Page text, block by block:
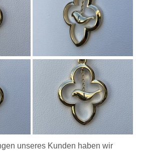
unseres Kunden haben wir